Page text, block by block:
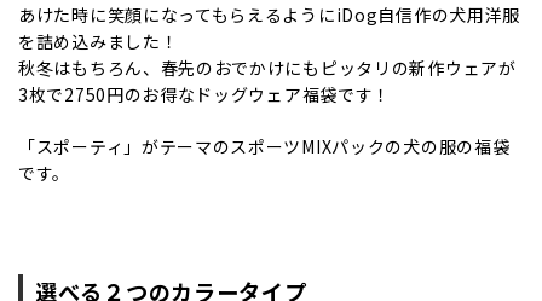
あけた時に笑顔になってもらえるようにiDog自信作の犬用洋服
を詰め込みました！
秋冬はもちろん、春先のおでかけにもピッタリの新作ウェアが
3枚で2750円のお得なドッグウェア福袋です！
「スポーティ」がテーマのスポーツMIXパックの犬の服の福袋
です。
選べる２つのカラータイプ